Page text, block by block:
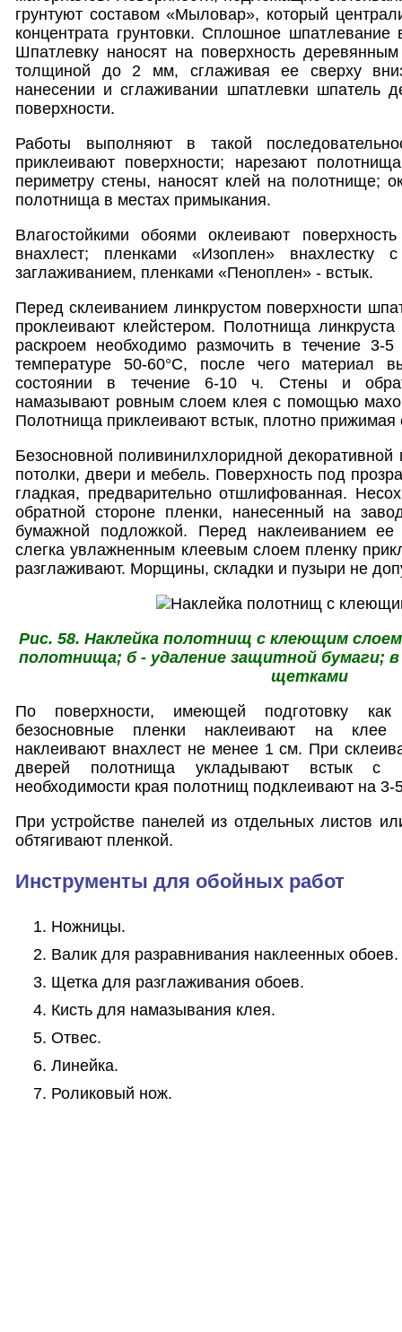
грунтуют составом «Мыловар», который
концентрата грунтовки. Сплошное шпатлевание
Шпатлевку наносят на поверхность
толщиной до 2 мм, сглаживая ее сверху
нанесении и сглаживании шпатлевки шпатель
поверхности.
Работы выполняют в такой
приклеивают поверхности; нарезают
периметру стены, наносят клей на полотнище;
полотнища в местах примыкания.
Влагостойкими обоями оклеивают
внахлест; пленками «Изоплен» внахлестку
заглаживанием, пленками «Пеноплен» - встык.
Перед склеиванием линкрустом поверхности
проклеивают клейстером. Полотнища
раскроем необходимо размочить в течение
температуре 50-60°С, после чего материал
состоянии в течение 6-10 ч. Стены и
намазывают ровным слоем клея с помощью
Полотнища приклеивают встык, плотно прижимая
Безосновной поливинилхлоридной
потолки, двери и мебель. Поверхность под
гладкая, предварительно отшлифованная.
обратной стороне пленки, нанесенный на
бумажной подложкой. Перед наклеиванием
слегка увлажненным клеевым слоем пленку
разглаживают. Морщины, складки и пузыри не
Рис. 58. Наклейка полотнищ с клеющим
полотнища; б - удаление защитной бумаги;
щетками
По поверхности, имеющей подготовку
безосновные пленки наклеивают на клее
наклеивают внахлест не менее 1 см. При
дверей полотнища укладывают встык с
необходимости края полотнищ подклеивают на 3-
При устройстве панелей из отдельных листов
обтягивают пленкой.
Инструменты для обойных работ
Ножницы.
Валик для разравнивания наклеенных обоев.
Щетка для разглаживания обоев.
Кисть для намазывания клея.
Отвес.
Линейка.
Роликовый нож.